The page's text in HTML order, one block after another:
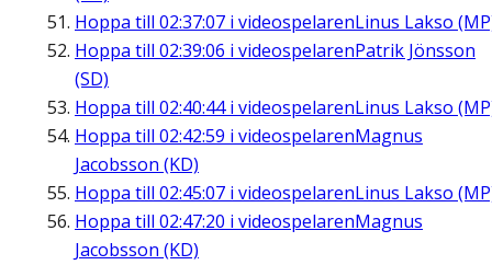
Hoppa till 02:37:07 i videospelarenLinus Lakso
Hoppa till 02:39:06 i videospelarenPatrik Jönsson
(SD)
Hoppa till 02:40:44i videospelarenLinus Lakso
Hoppa till 02:42:59 i videospelarenMagnus
Jacobsson (KD)
Hoppa till 02:45:07 i videospelarenLinus Lakso
Hoppa till 02:47:20 i videospelarenMagnus
Jacobsson (KD)